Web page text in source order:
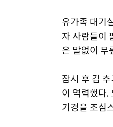
유가족 대기
자 사람들이
은 말없이 무
잠시 후 김
이 역력했다.
기경을 조심